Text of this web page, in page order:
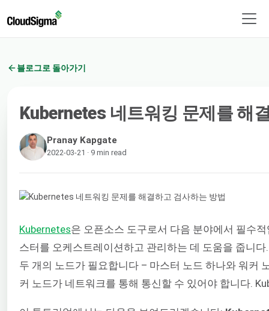
블로그로 돌아가기
Kubernetes 네트워킹 문제를 해
Pranay Kapgate
2022-03-21 · 9 min read
Kubernetes은 오픈소스 도구로서 다음 분야에서 필수
스터를 오케스트레이션하고 관리하는 데 도움을 줍니
두 개의 노드가 필요합니다 – 마스터 노드 하나와 워커
커 노드가 네트워크를 통해 통신할 수 있어야 합니다.